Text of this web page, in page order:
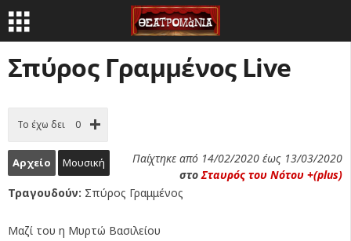
Σπύρος Γραμμένος Live
Το έχω δει 0
Αρχείο Μουσική
Παίχτηκε από 14/02/2020 έως 13/03/2020
στοΣταυρός του Νότου +(plus)
Τραγουδούν: Σπύρος Γραμμένος
Μαζί του η Μυρτώ Βασιλείου